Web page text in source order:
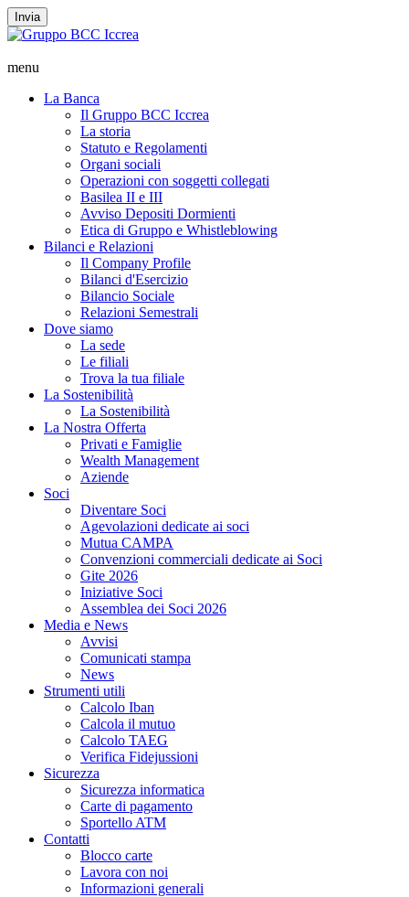
Invia
menu
La Banca
Il Gruppo BCC Iccrea
La storia
Statuto e Regolamenti
Organi sociali
Operazioni con soggetti collegati
Basilea II e III
Avviso Depositi Dormienti
Etica di Gruppo e Whistleblowing
Bilanci e Relazioni
Il Company Profile
Bilanci d'Esercizio
Bilancio Sociale
Relazioni Semestrali
Dove siamo
La sede
Le filiali
Trova la tua filiale
La Sostenibilità
La Sostenibilità
La Nostra Offerta
Privati e Famiglie
Wealth Management
Aziende
Soci
Diventare Soci
Agevolazioni dedicate ai soci
Mutua CAMPA
Convenzioni commerciali dedicate ai Soci
Gite 2026
Iniziative Soci
Assemblea dei Soci 2026
Media e News
Avvisi
Comunicati stampa
News
Strumenti utili
Calcolo Iban
Calcola il mutuo
Calcolo TAEG
Verifica Fidejussioni
Sicurezza
Sicurezza informatica
Carte di pagamento
Sportello ATM
Contatti
Blocco carte
Lavora con noi
Informazioni generali